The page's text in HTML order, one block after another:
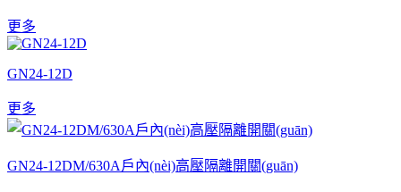
更多
GN24-12D
更多
GN24-12DM/630A戶內(nèi)高壓隔離開關(guān)